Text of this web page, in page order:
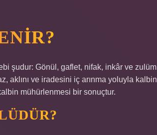
şudur: Gönül, gaflet, nifak, inkâr ve zulüm
aklını ve iradesini iç arınma yoluyla kalbin
mühürlenmesi bir sonuçtur.